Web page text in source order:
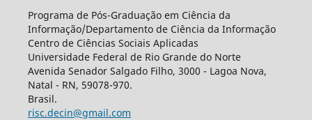
Programa de Pós-Graduação em Ciência da
Informação/Departamento de Ciência da Informação
Centro de Ciências Sociais Aplicadas
Universidade Federal de Rio Grande do Norte
Avenida Senador Salgado Filho, 3000 - Lagoa Nova,
Natal - RN, 59078-970.
Brasil.
risc.decin@gmail.com